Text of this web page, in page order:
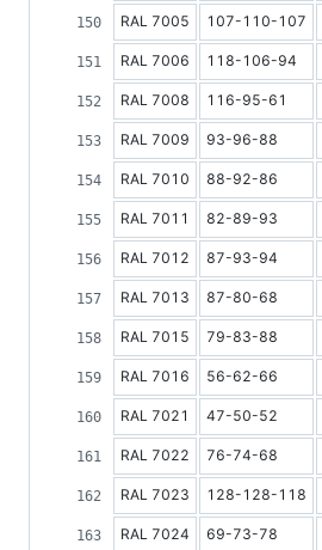
RAL 7005 107-110-107
RAL 7006 118-106-94
RAL 7008 116-95-61
RAL 7009 93-96-88
RAL 7010 88-92-86
RAL 7011 82-89-93
RAL 7012 87-93-94
RAL 7013 87-80-68
RAL 7015 79-83-88
RAL 7016 56-62-66
RAL 7021 47-50-52
RAL 7022 76-74-68
RAL 7023 128-128-118
RAL 7024 69-73-78